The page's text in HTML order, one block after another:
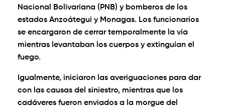
Nacional Bolivariana (PNB) y bomberos de los
estados Anzoátegui y Monagas. Los funcionarios
se encargaron de cerrar temporalmente la vía
mientras levantaban los cuerpos y extinguían el
fuego.
Igualmente, iniciaron las averiguaciones para dar
con las causas del siniestro, mientras que los
cadáveres fueron enviados a la morgue del